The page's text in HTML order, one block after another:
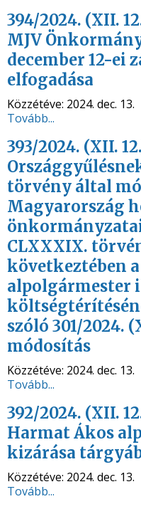
394/2024. (XII.
MJV
december 12-ei
elfogadása
Közzétéve: 2024. dec. 13.
Tovább...
393/2024. (XII.
törvény által
Magyarország
CLXXXIX.
következtében
alpolgármester
szóló 301/2024.
módosítás
Közzétéve: 2024. dec. 13.
Tovább...
392/2024. (XII.
Harmat Ákos
kizárása
Közzétéve: 2024. dec. 13.
Tovább...